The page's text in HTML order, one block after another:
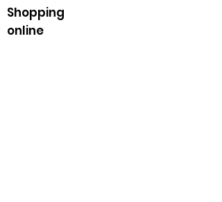
Shopping
online